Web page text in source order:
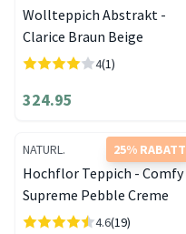
Wollteppich Abstrakt -
Clarice Braun Beige
4(1)
324.95
25% RABATT
NATURL.
Hochflor Teppich - Comfy
Supreme Pebble Creme
4.6(19)